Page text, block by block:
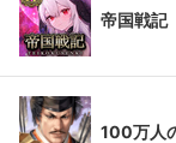
帝国戦記
100万人